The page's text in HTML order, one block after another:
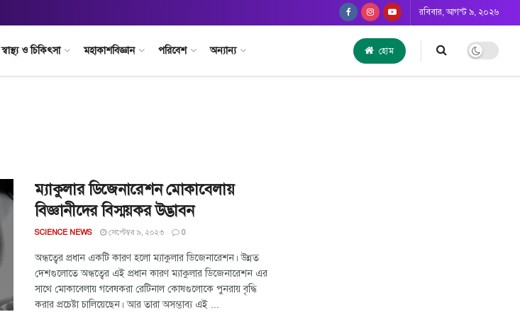
রবিবার, আগস্ট ৯, ২০২৬
স্বাস্থ্য ও চিকিৎসা মহাকাশবিজ্ঞান পরিবেশ অন্যান্য হোম
ম্যাকুলার ডিজেনারেশন মোকাবেলায়
বিজ্ঞানীদের বিস্ময়কর উদ্ভাবন
SCIENCE NEWS সেপ্টেম্বর ৯, ২০২৩ 0
অন্ধত্বের প্রধান একটি কারণ হলো ম্যাকুলার ডিজেনারেশন। উন্নত
দেশগুলোতে অন্ধত্বের এই প্রধান কারণ ম্যাকুলার ডিজেনারেশন এর
সাথে মোকাবেলায় গবেষকরা রেটিনাল কোষগুলোকে পুনরায় বৃদ্ধি
করার প্রচেষ্টা চালিয়েছেন। আর তারা অসম্ভাব্য এই ...